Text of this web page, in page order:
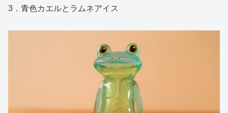
3．青色カエルとラムネアイス